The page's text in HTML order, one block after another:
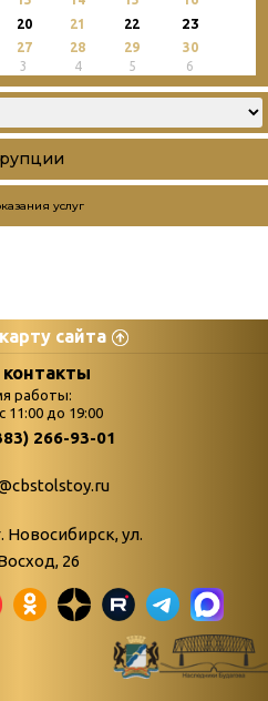
20 21 22 23
27 28 29
30
3 4 5 6
услуг
сайта
точь-в-
поступлений
Война. Народ.
живые»
«Мне всё
снятся
работы:
11:00 до 19:00
266-93-01
Новосибирск, ул.
26